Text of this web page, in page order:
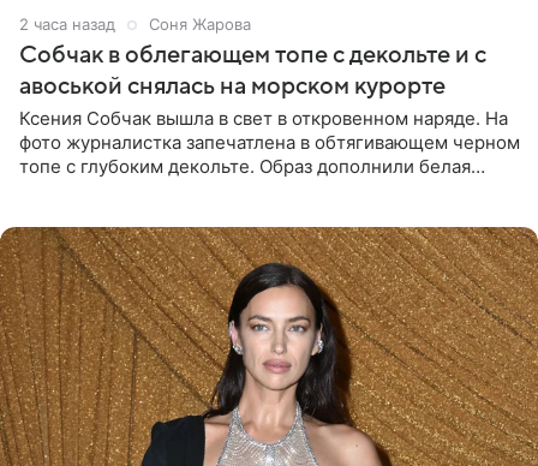
2 часа назад Соня Жарова
Собчак в облегающем топе с декольте и с
авоськой снялась на морском курорте
Ксения Собчак вышла в свет в откровенном наряде. На
фото журналистка запечатлена в обтягивающем черном
топе с глубоким декольте. Образ дополнили белая